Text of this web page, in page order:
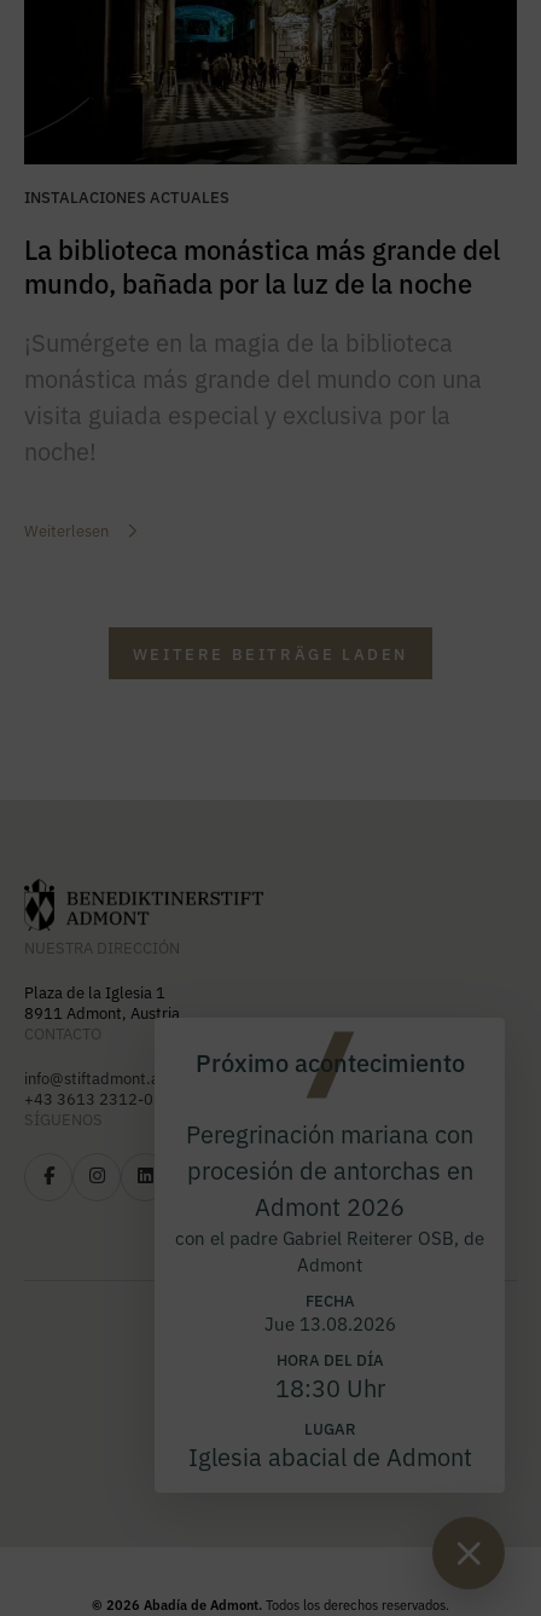
INSTALACIONES ACTUALES
La biblioteca monástica más grande del
mundo, bañada por la luz de la noche
¡Sumérgete en la magia de la biblioteca
monástica más grande del mundo con una
visita guiada especial y exclusiva por la
noche!
Weiterlesen
WEITERE BEITRÄGE LADEN
NUESTRA DIRECCIÓN
Plaza de la Iglesia 1
8911 Admont, Austria
CONTACTO
info@stiftadmont.at
+43 3613 2312-0
SÍGUENOS
© 2026 Abadía de Admont. Todos los derechos reservados.
Próximo acontecimiento
Peregrinación mariana con
procesión de antorchas en
Admont 2026
con el padre Gabriel Reiterer OSB, de
Admont
FECHA
Jue 13.08.2026
HORA DEL DÍA
18:30 Uhr
LUGAR
Iglesia abacial de Admont